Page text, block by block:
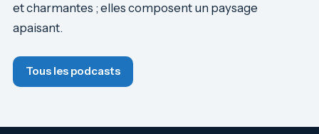
et charmantes ; elles composent un paysage
apaisant.
Tous les podcasts